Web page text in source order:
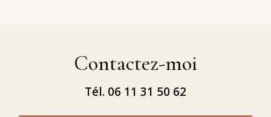
Contactez-moi
Tél. 06 11 31 50 62